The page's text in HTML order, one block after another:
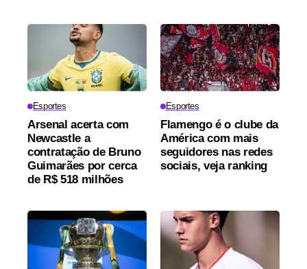
Esportes
Arsenal acerta com
Newcastle a
contratação de Bruno
Guimarães por cerca
de R$ 518 milhões
Esportes
Flamengo é o clube da
América com mais
seguidores nas redes
sociais, veja ranking